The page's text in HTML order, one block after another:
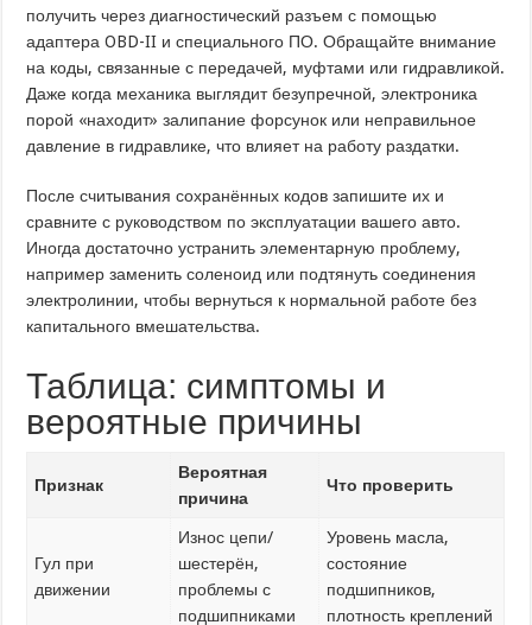
получить через диагностический разъем с помощью
адаптера OBD-II и специального ПО. Обращайте внимание
на коды, связанные с передачей, муфтами или гидравликой.
Даже когда механика выглядит безупречной, электроника
порой «находит» залипание форсунок или неправильное
давление в гидравлике, что влияет на работу раздатки.
После считывания сохранённых кодов запишите их и
сравните с руководством по эксплуатации вашего авто.
Иногда достаточно устранить элементарную проблему,
например заменить соленоид или подтянуть соединения
электролинии, чтобы вернуться к нормальной работе без
капитального вмешательства.
Таблица: симптомы и
вероятные причины
Признак
Вероятная
причина
Что проверить
Гул при
движении
Износ цепи/
шестерён,
проблемы с
подшипниками
Уровень масла,
состояние
подшипников,
плотность креплений